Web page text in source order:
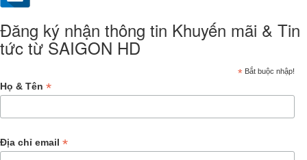
Đăng ký nhận thông tin Khuyến mãi & Tin
tức từ SAIGON HD
* Bắt buộc nhập!
Họ & Tên *
Địa chỉ email *